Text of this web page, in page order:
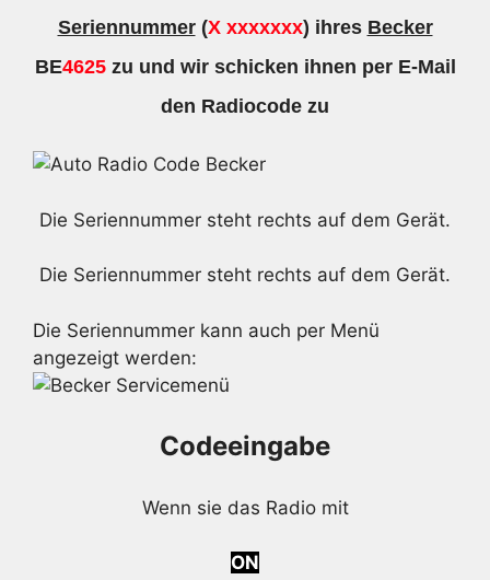
Seriennummer(X xxxxxxx) ihres Becker
BE4625zu und wir schicken ihnen per E-Mail
den Radiocode zu
Die Seriennummer steht rechts auf dem Gerät.
Die Seriennummer steht rechts auf dem Gerät.
Die Seriennummer kann auch per Menü
angezeigt werden:
Codeeingabe
Wenn sie das Radio mit
ON